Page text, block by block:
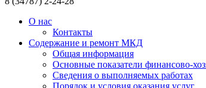
О нас
Контакты
Содержание и ремонт МКД
Общая информация
Основные показатели финансово-
Сведения о выполняемых работах
Порядок и условия оказания услуг